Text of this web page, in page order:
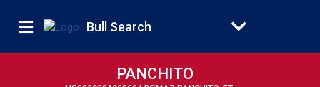
Bull Search
PANCHITO